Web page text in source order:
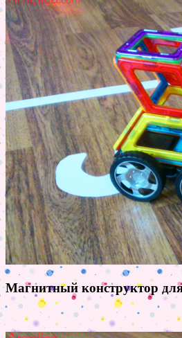
Магнитный конструктор